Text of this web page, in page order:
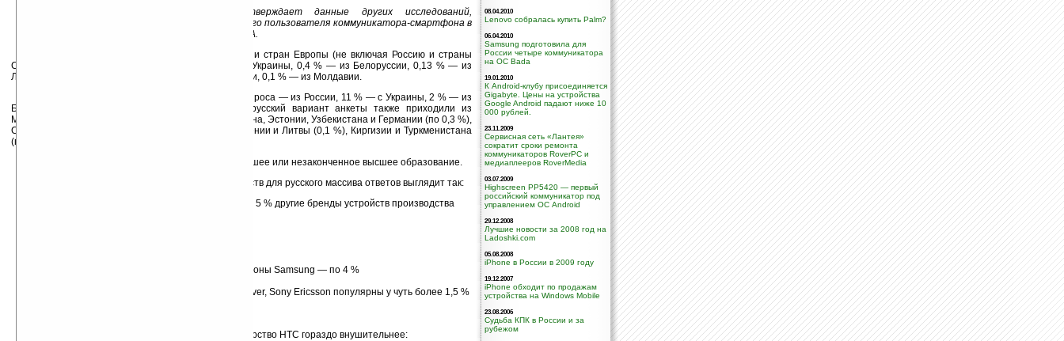
Комментарий эксперта: это подтверждает данные других исследований,
показывающих, что средний возраст активного пользователя коммуникатора-смартфона в
России ниже, чем в европейских странах и США.
Порядка 70 % участников опроса — из США и стран Европы (не включая Россию и страны
СНГ). 15 % участников опроса из России, 2 % — с Украины, 0,4 % — из Белоруссии, 0,13 % — из
Латвии, 0,12 % — из Казахстана, 0,11 % — из Эстонии, 0,1 % — из Молдавии.
82 % ответивших на русскоязычную версию опроса — из России, 11 % — с Украины, 2 % — из
Белоруссии, 1 % — из Казахстана. Ответы на русский вариант анкеты также приходили из
Молдавии, Израиля и Латвии (по 0,5 %), Азербайджана, Эстонии, Узбекистана и Германии (по 0,3 %),
США (0,2 %), Польши, Чехии, Великобритании, Армении и Литвы (0,1 %), Киргизии и Туркменистана
(по 0,05 %).
опрошенных имеют высшее или незаконченное высшее образование.
Список популярности производителей устройств для русского массива ответов выглядит так:
HTC — 28 % (23 % — собственно бренд HTC + 5 % другие бренды устройств производства
КПК Fujitsu-Siemens, коммуникаторы и смартфоны Samsung — по 4 %
Бренды Dell, MiTAC (Mio), Gigabyte GSmart, Rover, Sony Ericsson популярны у чуть более 1,5 %
лидерство HTC гораздо внушительнее:
08.04.2010
Lenovo собралась купить Palm?
06.04.2010
Samsung подготовила для
России четыре коммуникатора
на ОС Bada
19.01.2010
К Android-клубу присоединяется
Gigabyte. Цены на устройства
Google Android падают ниже 10
000 рублей.
23.11.2009
Сервисная сеть «Лантея»
сократит сроки ремонта
коммуникаторов RoverPC и
медиаплееров RoverMedia
03.07.2009
Highscreen PP5420 — первый
российский коммуникатор под
управлением ОС Android
29.12.2008
Лучшие новости за 2008 год на
Ladoshki.com
05.08.2008
iPhone в России в 2009 году
19.12.2007
iPhone обходит по продажам
устройства на Windows Mobile
23.08.2006
Судьба КПК в России и за
рубежом